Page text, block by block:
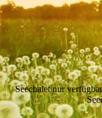
Seechalet nur